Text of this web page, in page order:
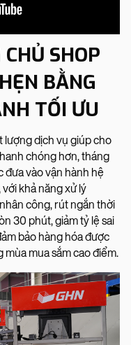
SHOP
BẰNG
TỐI ƯU
lượng dịch vụ giúp cho
chóng hơn, tháng
đưa vào vận hành hệ
khả năng xử lý
công, rút ngắn thời
30 phút, giảm tỷ lệ sai
bảo hàng hóa được
mua sắm cao điểm.